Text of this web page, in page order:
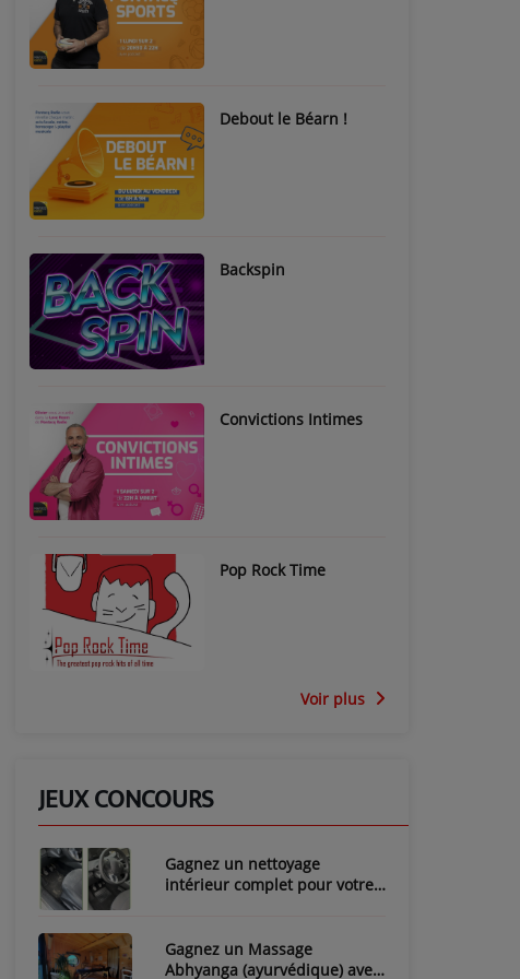
Debout le Béarn !
Backspin
Convictions Intimes
Pop Rock Time
Voir plus
JEUX CONCOURS
Gagnez un nettoyage
intérieur complet pour votre
Gagnez un Massage
Abhyanga (ayurvédique) avec